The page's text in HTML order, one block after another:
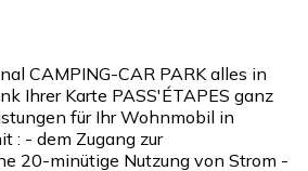
CAMPING-CAR PARK alles in
Ihrer Karte PASS'ÉTAPES ganz
für Ihr Wohnmobil in
: - dem Zugang zur
20-minütige Nutzung von Strom -